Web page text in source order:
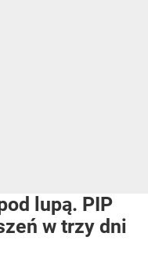
lupą. PIP
w trzy dni